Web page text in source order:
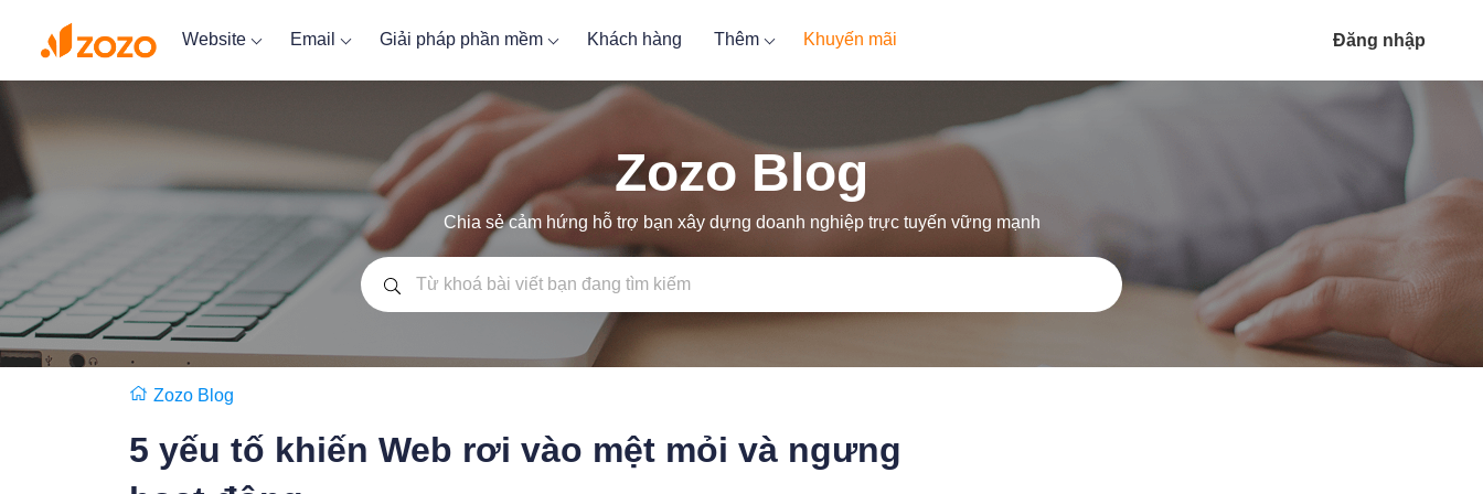
Website Email Giải pháp phần mềm Khách hàng Thêm Khuyến mãi Đăng nhập
Zozo Blog
Chia sẻ cảm hứng hỗ trợ bạn xây dựng doanh nghiệp trực tuyến vững mạnh
Zozo Blog
5 yếu tố khiến Web rơi vào mệt mỏi và ngưng